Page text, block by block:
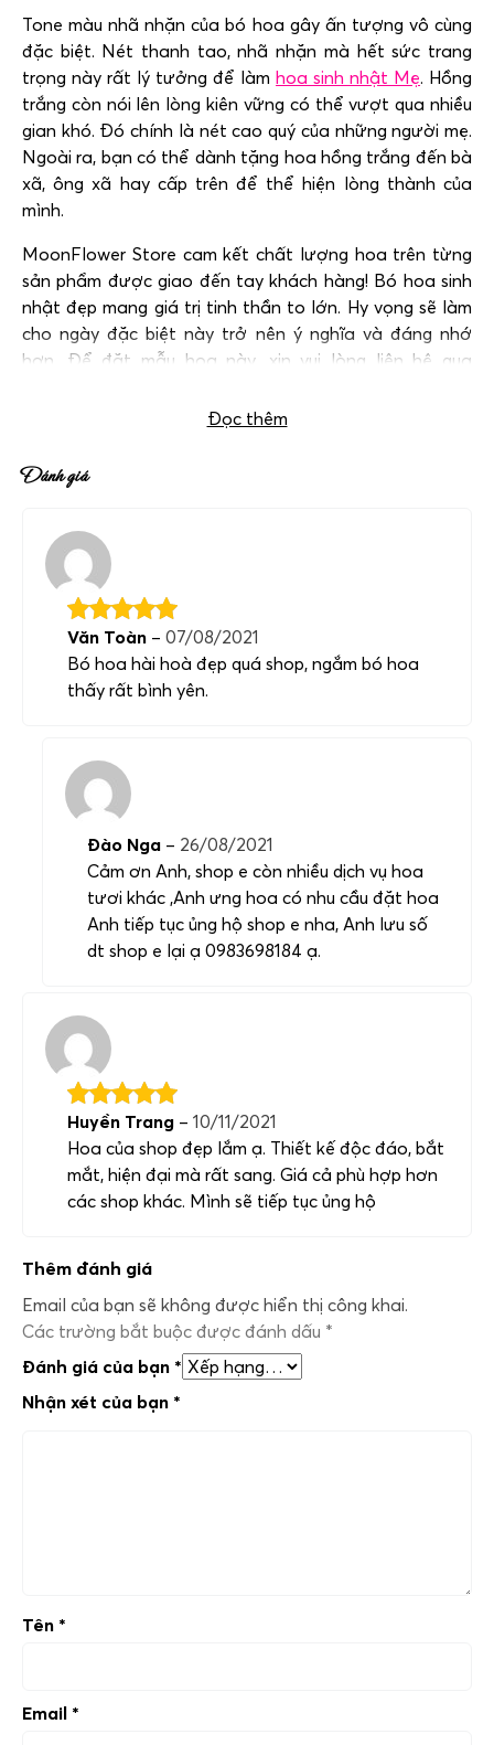
Tone màu nhã nhặn của bó hoa gây ấn tượng vô cùng
đặc biệt. Nét thanh tao, nhã nhặn mà hết sức trang
trọng này rất lý tưởng để làm hoa sinh nhật Mẹ. Hồng
trắng còn nói lên lòng kiên vững có thể vượt qua nhiều
gian khó. Đó chính là nét cao quý của những người mẹ.
Ngoài ra, bạn có thể dành tặng hoa hồng trắng đến bà
xã, ông xã hay cấp trên để thể hiện lòng thành của
mình.
MoonFlower Store cam kết chất lượng hoa trên từng
sản phẩm được giao đến tay khách hàng! Bó hoa sinh
nhật đẹp mang giá trị tinh thần to lớn. Hy vọng sẽ làm
cho ngày đặc biệt này trở nên ý nghĩa và đáng nhớ
hơn. Để đặt mẫu hoa này, xin vui lòng liên hệ qua
Đọc thêm
Đánh giá
Văn Toàn – 07/08/2021
Bó hoa hài hoà đẹp quá shop, ngắm bó hoa
thấy rất bình yên.
Đào Nga – 26/08/2021
Cảm ơn Anh, shop e còn nhiều dịch vụ hoa
tươi khác ,Anh ưng hoa có nhu cầu đặt hoa
Anh tiếp tục ủng hộ shop e nha, Anh lưu số
dt shop e lại ạ 0983698184 ạ.
Huyền Trang – 10/11/2021
Hoa của shop đẹp lắm ạ. Thiết kế độc đáo, bắt
mắt, hiện đại mà rất sang. Giá cả phù hợp hơn
các shop khác. Mình sẽ tiếp tục ủng hộ
Thêm đánh giá
Email của bạn sẽ không được hiển thị công khai.
Các trường bắt buộc được đánh dấu *
Đánh giá của bạn *
Nhận xét của bạn *
Tên *
Email *